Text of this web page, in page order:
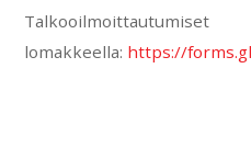
Talkooilmoittautumiset
lomakkeella: https://